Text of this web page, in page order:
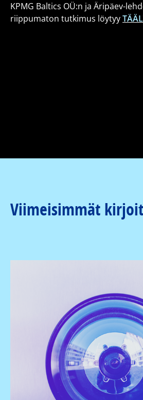
KPMG Baltics OÜ:n ja Äripäev-
riippumaton tutkimus löytyy
Viimeisimmät